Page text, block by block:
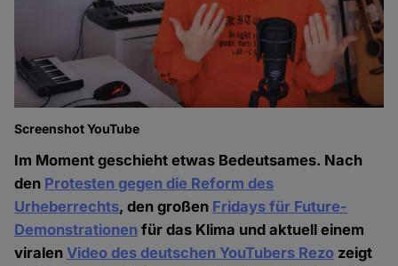
Screenshot YouTube
Im Moment geschieht etwas Bedeutsames. Nach
den Protesten gegen die Reform des
Urheberrechts, den großen Fridays für Future-
Demonstrationen für das Klima und aktuell einem
viralenVideo des deutschen YouTubers Rezo zeigt